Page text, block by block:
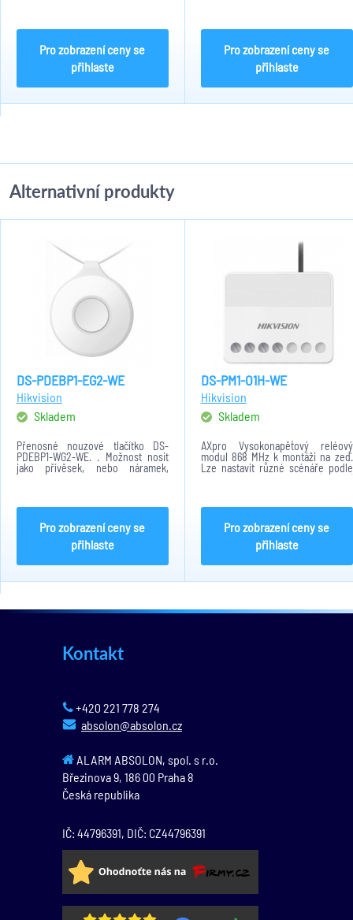
čteček a...
Pro zobrazení ceny se
přihlaste
klíčenek, 2...
Pro zobrazení ceny se
přihlaste
Alternativní produkty
DS-PDEBP1-EG2-WE
Hikvision
Skladem
Přenosné nouzové tlačítko DS-
PDEBP1-WG2-WE. . Možnost nosit
jako přívěsek, nebo náramek,
Tlačítko obsahuje: Tri-X, AES-128,
CR2032 x 1....
Pro zobrazení ceny se
přihlaste
DS-PM1-O1H-WE
Hikvision
Skladem
AXpro Vysokonapěťový reléový
modul 868 MHz k montáži na zeď.
Lze nastavit různé scénáře podle
událostí. 1x releový výstup (NO/NC)
zobrazující...
Pro zobrazení ceny se
přihlaste
Kontakt
+420 221 778 274
absolon@absolon.cz
ALARM ABSOLON, spol. s r.o.
Březinova 9, 186 00 Praha 8
Česká republika
IČ: 44796391, DIČ: CZ44796391